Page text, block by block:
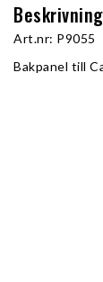
Beskrivning
Art.nr: P9055
Bakpanel till